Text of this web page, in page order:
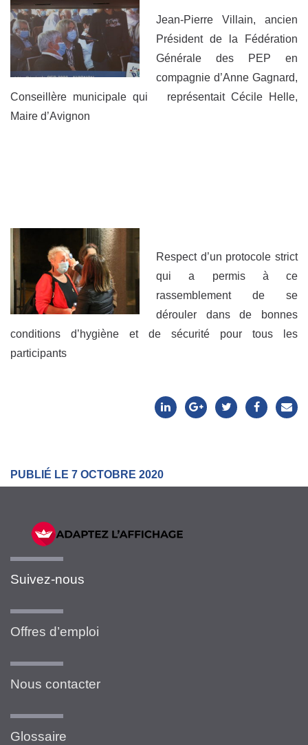
Jean-Pierre Villain, ancien
Président de la Fédération
Générale des PEP en
compagnie d’Anne Gagnard,
Conseillère municipale qui représentait Cécile Helle,
Maire d’Avignon
Respect d’un protocole strict
qui a permis à ce
rassemblement de se
dérouler dans de bonnes
conditions d’hygiène et de sécurité pour tous les
participants
PUBLIÉ LE 7 OCTOBRE 2020
Suivez-nous
Offres d’emploi
Nous contacter
Glossaire